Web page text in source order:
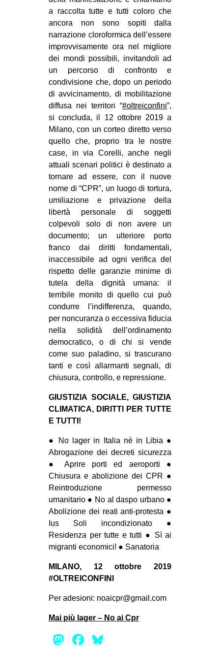
a raccolta tutte e tutti coloro che
ancora non sono sopiti dalla
narrazione cloroformica dell’essere
improvvisamente ora nel migliore
dei mondi possibili, invitandoli ad
un percorso di confronto e
condivisione che, dopo un periodo
di avvicinamento, di mobilitazione
diffusa nei territori “#oltreiconfini”,
si concluda, il 12 ottobre 2019 a
Milano, con un corteo diretto verso
quello che, proprio tra le nostre
case, in via Corelli, anche negli
attuali scenari politici è destinato a
tornare ad essere, con il nuove
nome di “CPR”, un luogo di tortura,
umiliazione e privazione della
libertà personale di soggetti
colpevoli solo di non avere un
documento; un ulteriore porto
franco dai diritti fondamentali,
inaccessibile ad ogni verifica del
rispetto delle garanzie minime di
tutela della dignità umana: il
terribile monito di quello cui può
condurre l’indifferenza, quando,
per noncuranza o eccessiva fiducia
nella solidità dell’ordinamento
democratico, o di chi si vende
come suo paladino, si trascurano
tanti e così allarmanti segnali, di
chiusura, controllo, e repressione.
GIUSTIZIA SOCIALE, GIUSTIZIA
CLIMATICA, DIRITTI PER TUTTE
E TUTTI!
● No lager in Italia nè in Libia ●
Abrogazione dei decreti sicurezza
● Aprire porti ed aeroporti ●
Chiusura e abolizione dei CPR ●
Reintroduzione permesso
umanitario ● No al daspo urbano ●
Abolizione dei reati anti-protesta ●
Ius Soli incondizionato ●
Residenza per tutte e tutti ● Sì ai
migranti economici! ● Sanatoria
MILANO, 12 ottobre 2019
#OLTREICONFINI
Per adesioni: noaicpr@gmail.com
Mai più lager – No ai Cpr
Mastodon
Facebook